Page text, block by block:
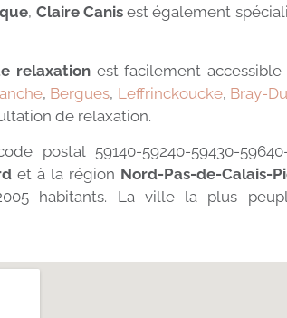
, Claire Canisest également
relaxationest facilement accessible
, Bergues, Leffrinckoucke, Bray-
de relaxation.
postal 59140-59240-59430-
et à la région Nord-Pas-de-Calais-
habitants. La ville la plus